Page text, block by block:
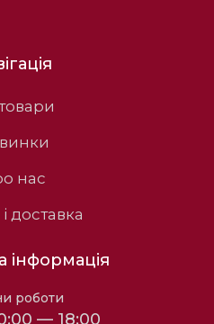
нас
доставка
інформація
роботи
— 18:00